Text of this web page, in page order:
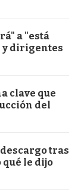
a "está
y dirigentes
clave que
del
tras
le dijo